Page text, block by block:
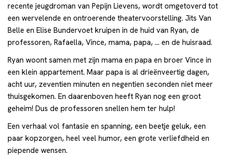
recente jeugdroman van Pepijn Lievens, wordt omgetoverd tot
een wervelende en ontroerende theatervoorstelling. Jits Van
Belle en Elise Bundervoet kruipen in de huid van Ryan, de
professoren, Rafaella, Vince, mama, papa, … en de huisraad.
Ryan woont samen met zijn mama en papa en broer Vince in
een klein appartement. Maar papa is al drieënveertig dagen,
acht uur, zeventien minuten en negentien seconden niet meer
thuisgekomen. En daarenboven heeft Ryan nog een groot
geheim! Dus de professoren snellen hem ter hulp!
Een verhaal vol fantasie en spanning, een beetje geluk, een
paar kopzorgen, heel veel humor, een grote verliefdheid en
piepende wensen.